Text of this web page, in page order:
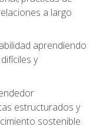
a largo
aprendiendo
y
estructurados y
sostenible